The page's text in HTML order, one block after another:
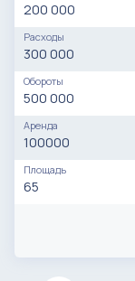
200 000
Расходы
300 000
Обороты
500 000
Аренда
100000
Площадь
65